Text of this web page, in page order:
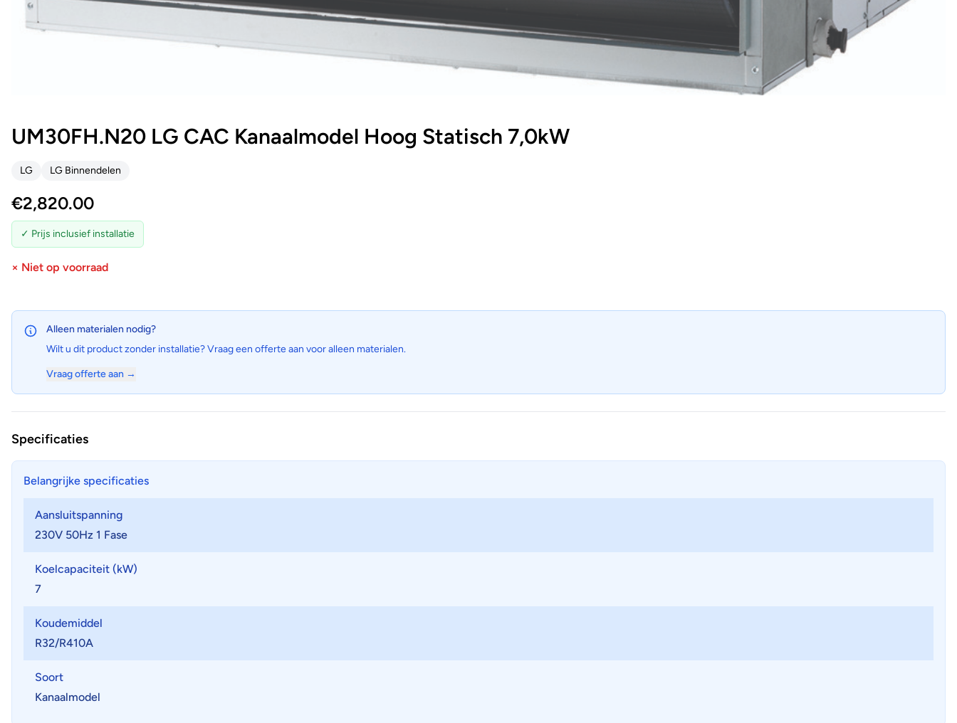
UM30FH.N20 LG CAC Kanaalmodel Hoog Statisch 7,0kW
LG LG Binnendelen
€2,820.00
✓ Prijs inclusief installatie
× Niet op voorraad
Alleen materialen nodig?
Wilt u dit product zonder installatie? Vraag een offerte aan voor alleen materialen.
Vraag offerte aan →
Specificaties
Belangrijke specificaties
Aansluitspanning
230V 50Hz 1 Fase
Koelcapaciteit (kW)
7
Koudemiddel
R32/R410A
Soort
Kanaalmodel